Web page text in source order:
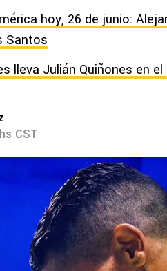
hoy, 26 de junio:
Santos
lleva Julián Quiñones en
CST